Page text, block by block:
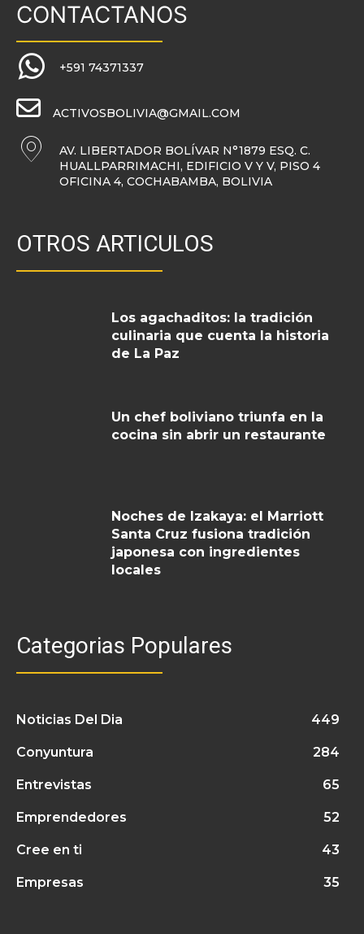
CONTACTANOS
+591 74371337
ACTIVOSBOLIVIA@GMAIL.COM
AV. LIBERTADOR BOLÍVAR N°1879 ESQ. C.
HUALLPARRIMACHI, EDIFICIO V Y V, PISO 4
OFICINA 4, COCHABAMBA, BOLIVIA
OTROS ARTICULOS
Los agachaditos: la tradición
culinaria que cuenta la historia
de La Paz
Un chef boliviano triunfa en la
cocina sin abrir un restaurante
Noches de Izakaya: el Marriott
Santa Cruz fusiona tradición
japonesa con ingredientes
locales
Categorias Populares
Noticias Del Dia 449
Conyuntura 284
Entrevistas 65
Emprendedores 52
Cree en ti 43
Empresas 35